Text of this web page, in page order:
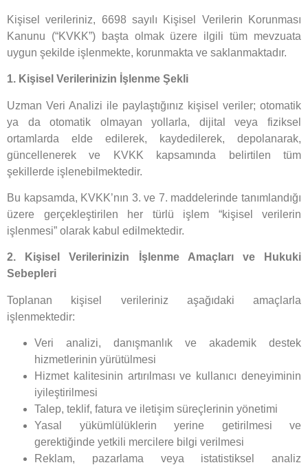
Kişisel verileriniz, 6698 sayılı Kişisel Verilerin Korunması
Kanunu (“KVKK”) başta olmak üzere ilgili tüm mevzuata
uygun şekilde işlenmekte, korunmakta ve saklanmaktadır.
1. Kişisel Verilerinizin İşlenme Şekli
Uzman Veri Analizi ile paylaştığınız kişisel veriler; otomatik
ya da otomatik olmayan yollarla, dijital veya fiziksel
ortamlarda elde edilerek, kaydedilerek, depolanarak,
güncellenerek ve KVKK kapsamında belirtilen tüm
şekillerde işlenebilmektedir.
Bu kapsamda, KVKK’nın 3. ve 7. maddelerinde tanımlandığı
üzere gerçekleştirilen her türlü işlem “kişisel verilerin
işlenmesi” olarak kabul edilmektedir.
2. Kişisel Verilerinizin İşlenme Amaçları ve Hukuki
Sebepleri
Toplanan kişisel verileriniz aşağıdaki amaçlarla
işlenmektedir:
Veri analizi, danışmanlık ve akademik destek
hizmetlerinin yürütülmesi
Hizmet kalitesinin artırılması ve kullanıcı deneyiminin
iyileştirilmesi
Talep, teklif, fatura ve iletişim süreçlerinin yönetimi
Yasal yükümlülüklerin yerine getirilmesi ve
gerektiğinde yetkili mercilere bilgi verilmesi
Reklam, pazarlama veya istatistiksel analiz